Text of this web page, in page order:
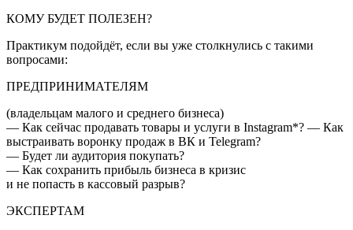
КОМУ БУДЕТ ПОЛЕЗЕН?
Практикум подойдёт, если вы уже столкнулись с такими
вопросами:
ПРЕДПРИНИМАТЕЛЯМ
(владельцам малого и среднего бизнеса)
— Как сейчас продавать товары и услуги в Instagram*? — Как
выстраивать воронку продаж в ВК и Telegram?
— Будет ли аудитория покупать?
— Как сохранить прибыль бизнеса в кризис
и не попасть в кассовый разрыв?
ЭКСПЕРТАМ